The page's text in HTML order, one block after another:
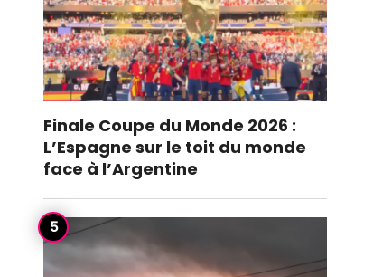
Finale Coupe du Monde 2026 :
L’Espagne sur le toit du monde
face à l’Argentine